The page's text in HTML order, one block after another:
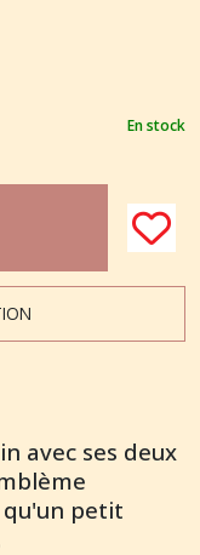
En stock
avec ses deux
qu'un petit